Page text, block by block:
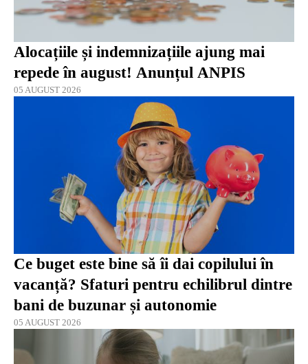
Alocațiile și indemnizațiile ajung mai
repede în august! Anunțul ANPIS
05 AUGUST 2026
Ce buget este bine să îi dai copilului în
vacanță? Sfaturi pentru echilibrul dintre
bani de buzunar și autonomie
05 AUGUST 2026